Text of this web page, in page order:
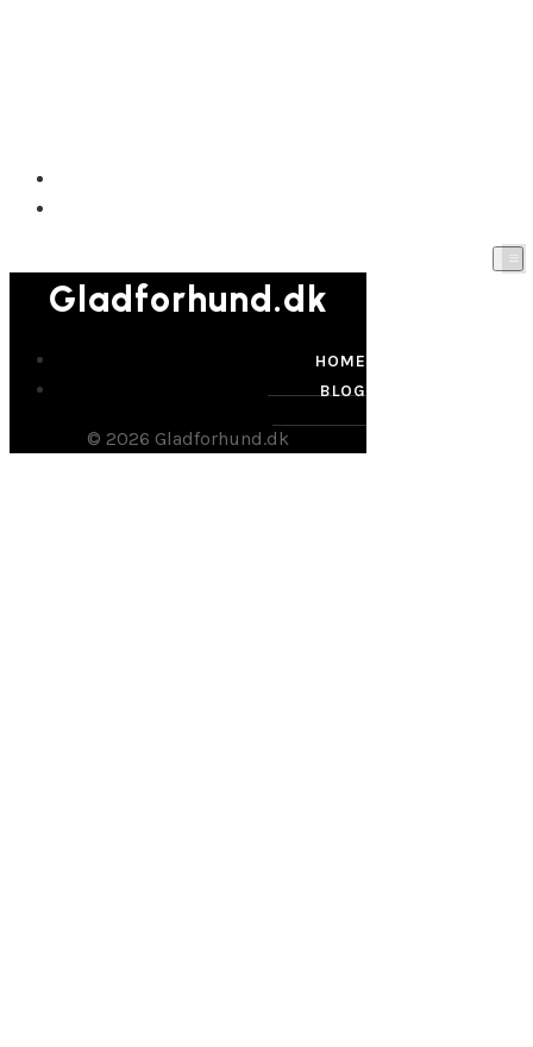
Gladforhund.dk
HOME
BLOG
© 2026 Gladforhund.dk